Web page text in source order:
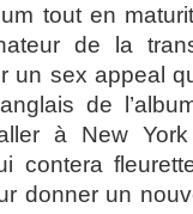
tout en
de la
un sex appeal
de
à New
contera
donner un